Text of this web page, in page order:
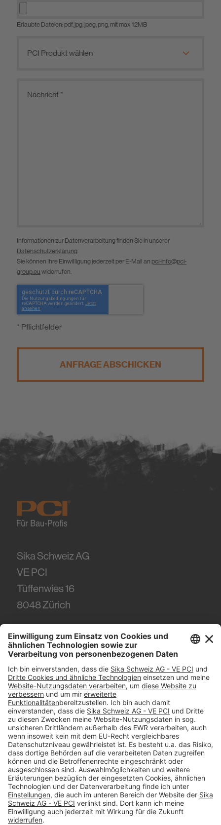
Erlaubte Dateien: pdf, jpg, jpeg, png, mit max 12MB
Informationen zur Datenverarbeitung finden Sie in unserer
Datenschutzerklärung.
Sie können Ihre Einwilligung jederzeit per E-Mail an pci-info@pci-
group.eu widerrufen.
* Pflichtfelder
ANFRAGE ABSCHICKEN
Sika Schweiz AG
VE PCI
Tüffenwies 16
8048Zürich
#PCI
Impressum
Datenschutz
AGB